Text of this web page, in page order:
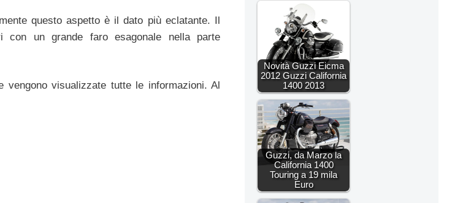
questo aspetto è il dato più eclatante. Il
un grande faro esagonale nella parte
vengono visualizzate tutte le informazioni. Al
Novità Guzzi Eicma
2012 Guzzi California
1400 2013
Guzzi, da Marzo la
California 1400
Touring a 19 mila
Euro